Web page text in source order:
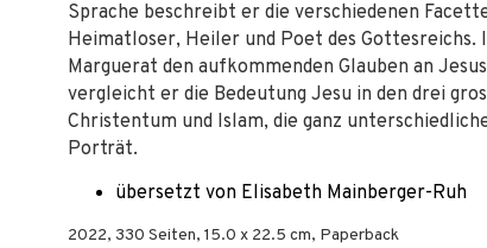
Sprache beschreibt er die verschiedenen
Heimatloser, Heiler und Poet des
Marguerat den aufkommenden Glauben an
vergleicht er die Bedeutung Jesu in den drei
Christentum und Islam, die ganz
Porträt.
übersetzt von Elisabeth Mainberger-Ruh
2022, 330 Seiten, 15.0 x 22.5 cm, Paperback